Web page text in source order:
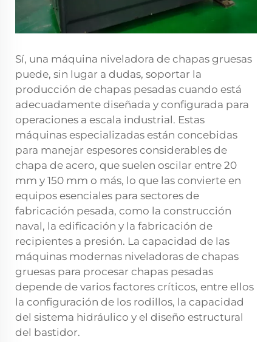
Sí, una máquina niveladora de chapas gruesas
puede, sin lugar a dudas, soportar la
producción de chapas pesadas cuando está
adecuadamente diseñada y configurada para
operaciones a escala industrial. Estas
máquinas especializadas están concebidas
para manejar espesores considerables de
chapa de acero, que suelen oscilar entre 20
mm y 150 mm o más, lo que las convierte en
equipos esenciales para sectores de
fabricación pesada, como la construcción
naval, la edificación y la fabricación de
recipientes a presión. La capacidad de las
máquinas modernas niveladoras de chapas
gruesas para procesar chapas pesadas
depende de varios factores críticos, entre ellos
la configuración de los rodillos, la capacidad
del sistema hidráulico y el diseño estructural
del bastidor.